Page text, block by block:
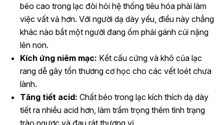
béo cao trong lạc đòi hỏi hệ thống tiêu hóa phải làm
việc vất vả hơn. Với người dạ dày yếu, điều này chẳng
khác nào bắt một người đang ốm phải gánh củi nặng
lên non.
Kích ứng niêm mạc: Kết cấu cứng và khô của lạc
rang dễ gây tổn thương cơ học cho các vết loét chưa
lành.
Tăng tiết acid: Chất béo trong lạc kích thích dạ dày
tiết ra nhiều acid hơn, làm trầm trọng thêm tình trạng
trào ngược và đau rát thượng vị.